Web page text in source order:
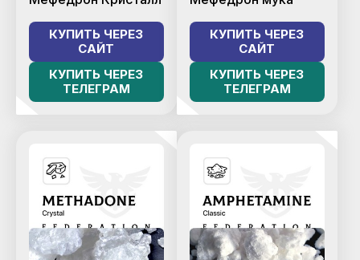
КУПИТЬ ЧЕРЕЗ
САЙТ
КУПИТЬ ЧЕРЕЗ
ТЕЛЕГРАМ
КУПИТЬ ЧЕРЕЗ
САЙТ
КУПИТЬ ЧЕРЕЗ
ТЕЛЕГРАМ